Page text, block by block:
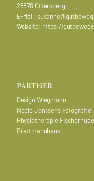
28870 Ottersberg
E-Mail:
Website: https://
PARTNER
Design Wiegmann
Neele Janssens Fotografie
Physiotherapie Fischerhude
Brettmannhaus